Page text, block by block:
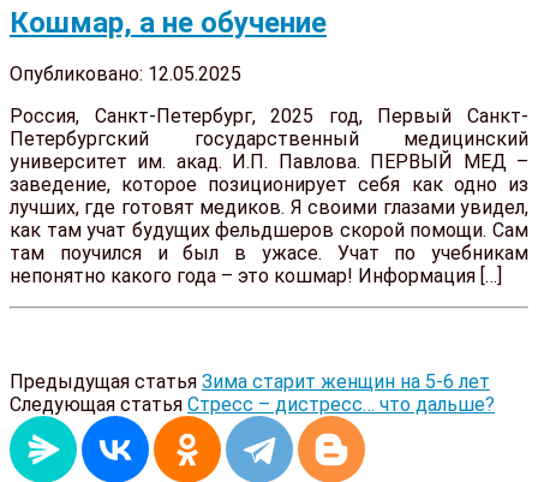
Кошмар, а не обучение
Опубликовано: 12.05.2025
Россия, Санкт-Петербург, 2025 год, Первый Санкт-
Петербургский государственный медицинский
университет им. акад. И.П. Павлова. ПЕРВЫЙ МЕД –
заведение, которое позиционирует себя как одно из
лучших, где готовят медиков. Я своими глазами увидел,
как там учат будущих фельдшеров скорой помощи. Сам
там поучился и был в ужасе. Учат по учебникам
непонятно какого года – это кошмар! Информация […]
Предыдущая статья Зима старит женщин на 5-6 лет
Следующая статья Стресс – дистресс… что дальше?